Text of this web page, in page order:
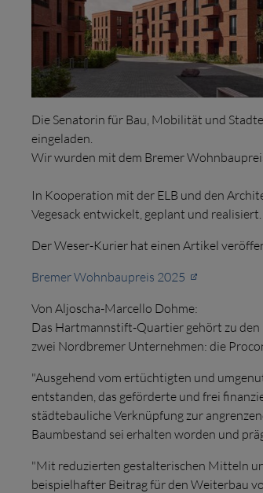
Die Senatorin für Bau, Mobilität und
eingeladen.
Wir wurden mit dem Bremer
In Kooperation mit der ELB und den
Vegesack entwickelt, geplant und
Der Weser-Kurier hat einen Artikel
Bremer Wohnbaupreis 2025
Von Aljoscha-Marcello Dohme:
Das Hartmannstift-Quartier gehört zu den
zwei Nordbremer Unternehmen: die
"Ausgehend vom ertüchtigten und
entstanden, das geförderte und frei
städtebauliche Verknüpfung zur
Baumbestand sei erhalten worden und
"Mit reduzierten gestalterischen Mitteln
beispielhafter Beitrag für den Weiterbau